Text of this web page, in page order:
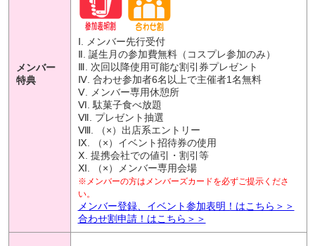
メンバー
特典
Ⅰ. メンバー先行受付
Ⅱ. 誕生月の参加費無料（コスプレ参加のみ）
Ⅲ. 次回以降使用可能な割引券プレゼント
Ⅳ. 合わせ参加者6名以上で主催者1名無料
Ⅴ. メンバー専用休憩所
Ⅵ. 駄菓子食べ放題
Ⅶ. プレゼント抽選
Ⅷ. （×）出店系エントリー
Ⅸ. （×）イベント招待券の使用
Ⅹ. 提携会社での値引・割引等
Ⅺ. （×）メンバー専用会場
※メンバーの方はメンバーズカードを必ずご提示くださ
い。
メンバー登録、イベント参加表明！はこちら＞＞
合わせ割申請！はこちら＞＞